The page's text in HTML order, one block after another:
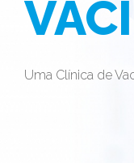
Uma Clínica de